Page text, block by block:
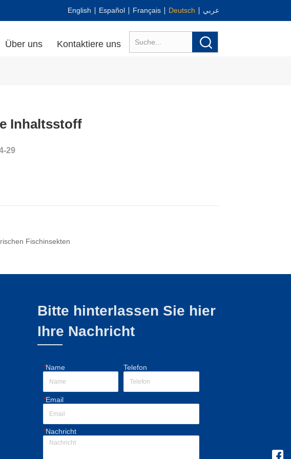
English Español Français Deutsch عربي
Über uns Kontaktiere uns
Inhaltsstoff
29
Fischinsekten
Bitte hinterlassen Sie hier
Ihre Nachricht
*Name Telefon
*Email
*Nachricht